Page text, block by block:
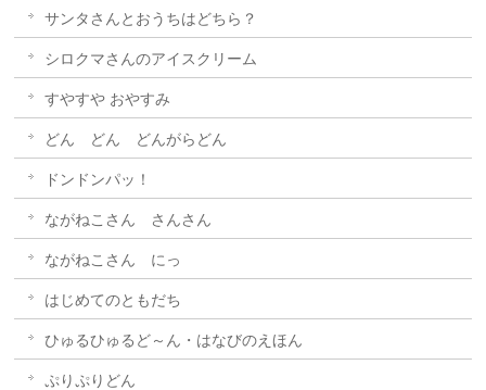
サンタさんとおうちはどちら？
シロクマさんのアイスクリーム
すやすや おやすみ
どん どん どんがらどん
ドンドンパッ！
ながねこさん さんさん
ながねこさん にっ
はじめてのともだち
ひゅるひゅるど～ん・はなびのえほん
ぷりぷりどん